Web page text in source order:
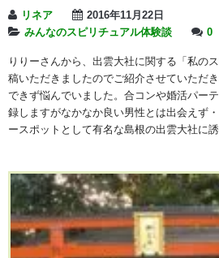
リネア
2016年11月22日
みんなのスピリチュアル体験談
0
りりーさんから、出雲大社に関する「私の
稿いただきましたのでご紹介させていただ
できず悩んでいました。合コンや婚活パー
録しますがなかなか良い男性とは出会えず
ースポットとして有名な島根の出雲大社に